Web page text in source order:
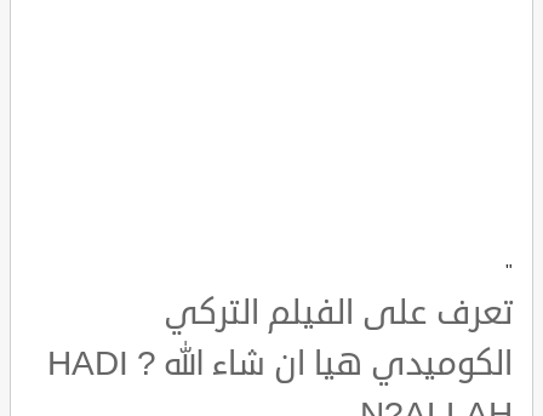
"
تعرف على الفيلم التركي
الكوميدي هيا ان شاء الله HADI ?